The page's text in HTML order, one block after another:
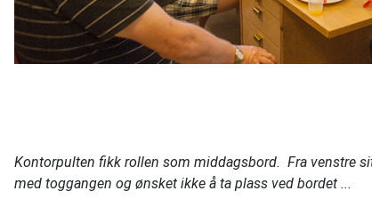
Kontorpulten fikk rollen som middagsbord. Fra venstre
med toggangen og ønsket ikke å ta plass ved bordet ...